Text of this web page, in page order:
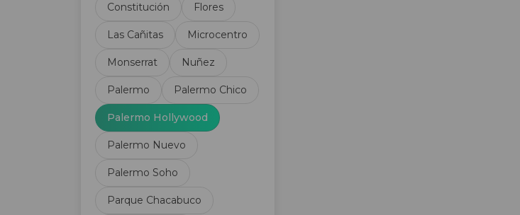
Constitución Flores
Las Cañitas Microcentro
Monserrat Nuñez
Palermo Palermo Chico
Palermo Hollywood
Palermo Nuevo
Palermo Soho
Parque Chacabuco